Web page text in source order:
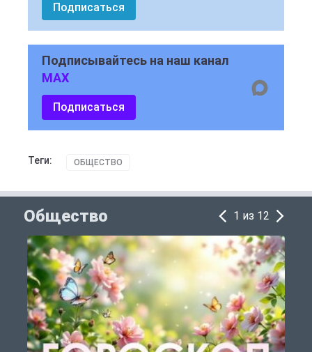
Подписаться
Подписывайтесь на наш канал
MAX
Подписаться
Теги: ОБЩЕСТВО
Общество 1 из 12